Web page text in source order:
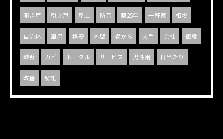
開き戸 引き戸 屋上 防音 築25年 一軒家 相場
自治体 風呂 格安 外壁 畳から 大手 会社 値段
砂壁 カビ トータル サービス 男性用 日当たり
改善 壁紙